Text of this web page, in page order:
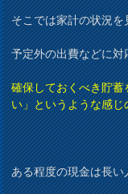
そこでは家計の状況
予定外の出費などに
確保しておくべき貯
い」というような感
ある程度の現金は長